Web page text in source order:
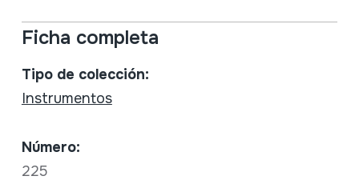
Ficha completa
Tipo de colección:
Instrumentos
Número:
225